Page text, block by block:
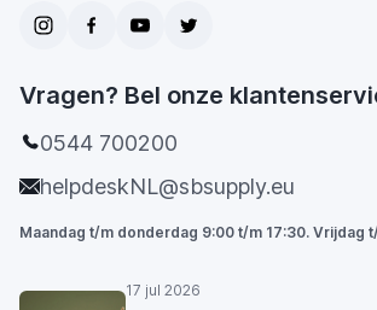
Vragen? Bel onze
0544 700200
helpdeskNL@sbsupply.eu
Maandag t/m donderdag 9:00 t/m 17:30. Vrijdag
17 jul 2026